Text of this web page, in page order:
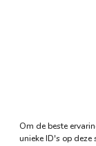
Om de beste
unieke ID's op